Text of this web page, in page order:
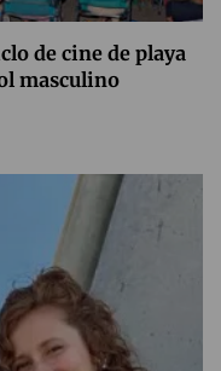
de cine de playa
masculino